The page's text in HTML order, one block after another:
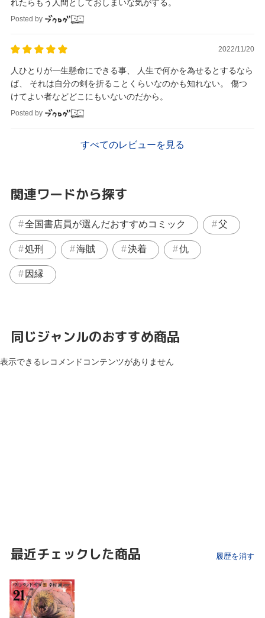
れたらもう人間としておしまいな気がする。
Posted by
2022/11/20
人ひとりが一生懸命にできる事、 人生で何かを為せるとするなら
ば、 それは自分の剣を折ることくらいなのかも知れない。 傷つ
けてよい者などどこにもいないのだから。
Posted by
すべてのレビューを見る
関連ワードから探す
全国書店員が選んだおすすめコミック 父
処刑 海賊 決着 仇
因縁
同じジャンルのおすすめ商品
表示できるレコメンドコンテンツがありません
最近チェックした商品 履歴を消す